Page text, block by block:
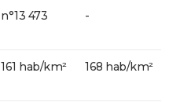
n°13 473 -
161 hab/km² 168 hab/km²